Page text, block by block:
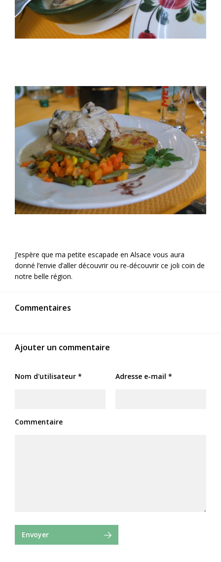
J’espère que ma petite escapade en Alsace vous aura
donné l’envie d’aller découvrir ou re-découvrir ce joli coin de
notre belle région.
Commentaires
Ajouter un commentaire
Nom d'utilisateur * Adresse e-mail *
Commentaire